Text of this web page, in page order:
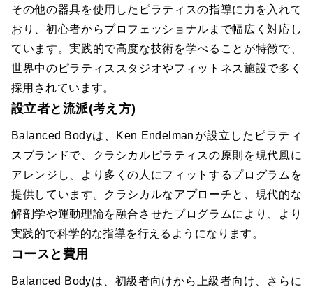
その他の器具を使用したピラティスの指導に力を入れて
おり、初心者からプロフェッショナルまで幅広く対応し
ています。実践的で高度な技術を学べることが特徴で、
世界中のピラティススタジオやフィットネス施設で多く
採用されています。
設立者と流派(考え方)
Balanced Bodyは、Ken Endelmanが設立したピラティ
スブランドで、クラシカルピラティスの原則を現代風に
アレンジし、より多くの人にフィットするプログラムを
提供しています。クラシカルなアプローチと、現代的な
解剖学や運動理論を融合させたプログラムにより、より
実践的で科学的な指導を行えるようになります。
コースと費用
Balanced Bodyは、初級者向けから上級者向け、さらに